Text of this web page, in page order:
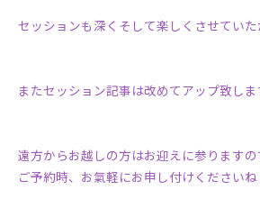
セッションも深くそして楽しくさせていた
またセッション記事は改めてアップ致しま
遠方からお越しの方はお迎えに参りますの
ご予約時、お氣軽にお申し付けください